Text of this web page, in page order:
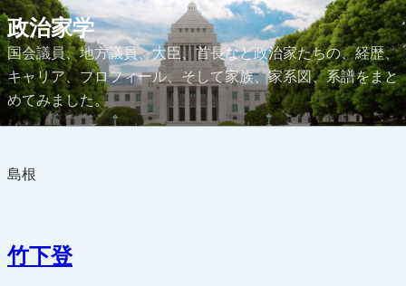
コ
ン
テ
ン
ツ
へ
キ
政治家学
国会議員、地方議員、大臣、首長など政治家たちの、経歴、
キャリア、プロフィール、そして家族、家系図、系譜をまと
めてみました。
島根
竹下登